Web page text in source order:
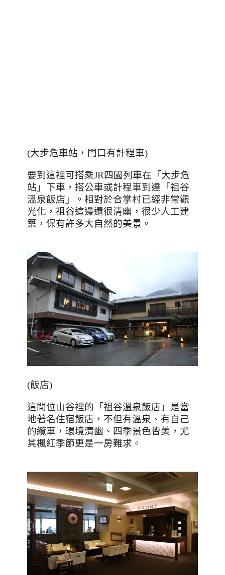
(大步危車站，門口有計程車)
要到這裡可搭乘JR四國列車在「大步危
站」下車，搭公車或計程車到達「祖谷
溫泉飯店」。相對於合掌村已經非常觀
光化，祖谷這邊還很清幽，很少人工建
築，保有許多大自然的美景。
(飯店)
這間位山谷裡的「祖谷溫泉飯店」是當
地著名住宿飯店，不但有溫泉、有自己
的纜車，環境清幽、四季景色皆美，尤
其楓紅季節更是一房難求。